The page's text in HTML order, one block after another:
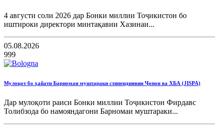
4 августи соли 2026 дар Бонки миллии Тоҷикистон бо
иштироки директори минтақавии Хазинаи...
05.08.2026
999
Мулоқот бо ҳайати Барномаи муштараки стипендиявии Ҷопон ва ХБА (JISPA)
Дар мулоқоти раиси Бонки миллии Тоҷикистон Фирдавс
Толибзода бо намояндагони Барномаи муштараки...